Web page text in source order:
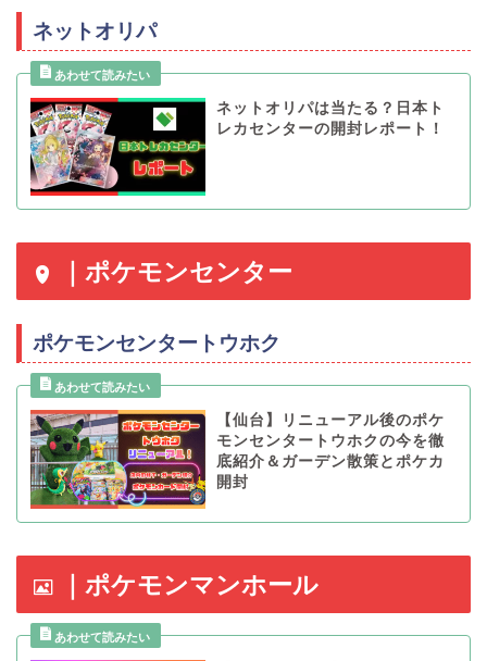
ネットオリパ
ネットオリパは当たる？日本ト
レカセンターの開封レポート！
｜ポケモンセンター
ポケモンセンタートウホク
【仙台】リニューアル後のポケ
モンセンタートウホクの今を徹
底紹介＆ガーデン散策とポケカ
開封
｜ポケモンマンホール